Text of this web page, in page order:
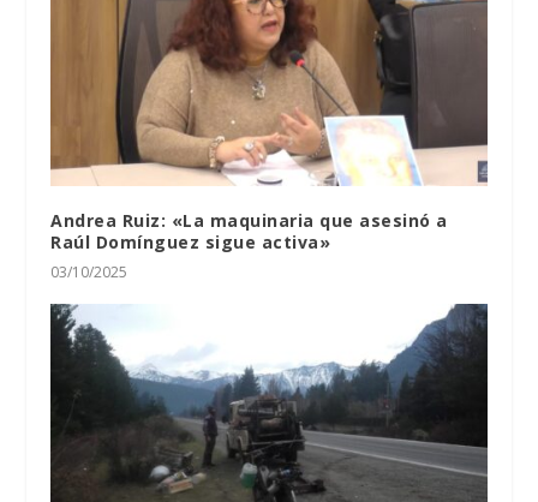
Andrea Ruiz: «La maquinaria que asesinó a
Raúl Domínguez sigue activa»
03/10/2025